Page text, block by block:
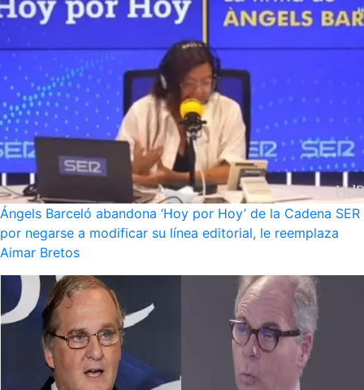
Ángels Barceló abandona ‘Hoy por Hoy’ de la Cadena SER
por negarse a modificar su línea editorial, le reemplaza
Aimar Bretos